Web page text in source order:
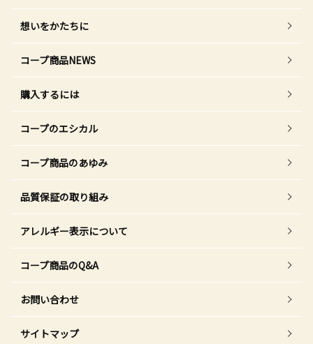
想いをかたちに
コープ商品NEWS
購入するには
コープのエシカル
コープ商品のあゆみ
品質保証の取り組み
アレルギー表示について
コープ商品のQ&A
お問い合わせ
サイトマップ